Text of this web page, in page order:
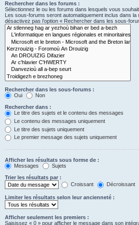
Rechercher dans les forums :
Sélectionnez le ou les forums dans lesquels vous
Les sous-forums seront automatiquement inclus dans
désactivez pas l’option « Rechercher dans les sous-
Rechercher dans les sous-forums :
Oui
Non
Rechercher dans :
Le titre des sujets et le contenu des messages
Le contenu des messages uniquement
Le titre des sujets uniquement
Le premier message des sujets uniquement
Afficher les résultats sous forme de :
Messages
Sujets
Trier les résultats par :
Croissant
Décroissant
Limiter les résultats selon leur ancienneté :
Afficher seulement les premiers :
Saisissez « 0 » pour afficher le message dans son